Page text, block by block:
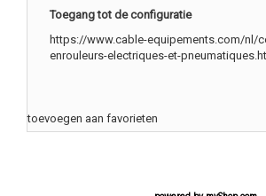
Toegang tot de configuratie
https://www.cable-equipements.com/nl/
enrouleurs-electriques-et-
toevoegen aan favorieten